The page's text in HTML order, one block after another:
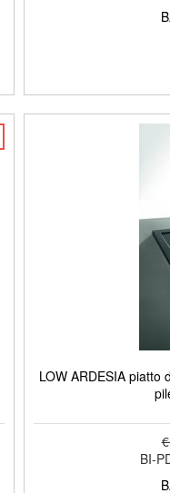
LOW ARDESIA piatto
BI-